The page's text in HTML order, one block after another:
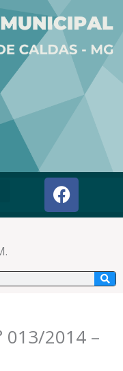
F
a
c
o
o
013/2014 –